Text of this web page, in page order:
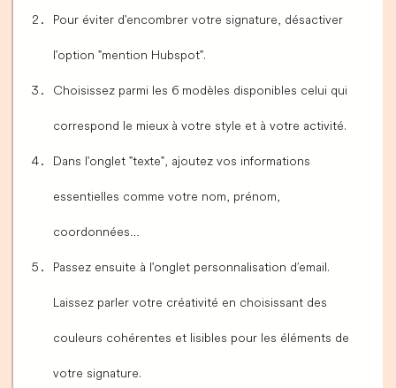
Pour éviter d'encombrer votre signature, désactiver
l'option "mention Hubspot".
Choisissez parmi les 6 modèles disponibles celui qui
correspond le mieux à votre style et à votre activité.
Dans l'onglet "texte", ajoutez vos informations
essentielles comme votre nom, prénom,
coordonnées…
Passez ensuite à l'onglet personnalisation d’email.
Laissez parler votre créativité en choisissant des
couleurs cohérentes et lisibles pour les éléments de
votre signature.